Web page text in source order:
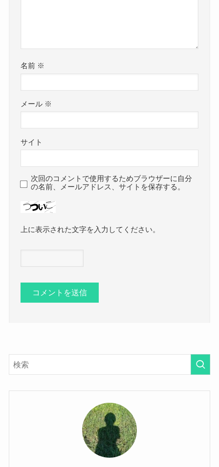
名前 ※
メール ※
サイト
次回のコメントで使用するためブラウザーに自分
の名前、メールアドレス、サイトを保存する。
上に表示された文字を入力してください。